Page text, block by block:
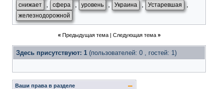
снижает сфера , уровень , Украина , Устаревшая
железнодорожной
« Предыдущая тема| Следующая тема »
Здесь присутствуют: 1 (пользователей: 0 , гостей: 1)
Ваши права в разделе